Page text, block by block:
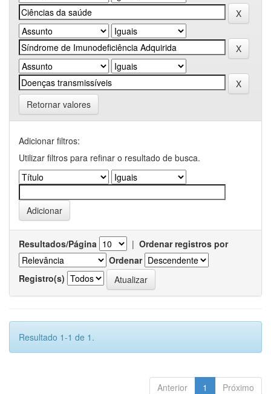
Retornar valores
Adicionar filtros:
Utilizar filtros para refinar o resultado de busca.
Resultados/Página | Ordenar registros por
Ordenar
Registro(s)
Resultado 1-1 de 1.
Anterior 1 Próximo